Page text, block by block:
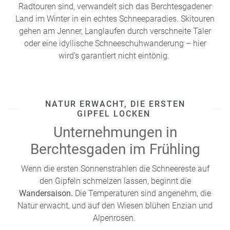
Ruhe sucht, findet in derNebensaison im Frühjahr oder
Herbstmeist weniger Besucher und klare Sicht auf die
Berge.
Radtouren sind, verwandelt sich das Berchtesgadener
Land im Winter in ein echtes Schneeparadies. Skitouren
gehen am Jenner, Langlaufen durch verschneite Täler
oder eine idyllische Schneeschuhwanderung – hier
wird’s garantiert nicht eintönig.
NATUR ERWACHT, DIE ERSTEN
GIPFEL LOCKEN
Unternehmungen in
Berchtesgaden im Frühling
Wenn die ersten Sonnenstrahlen die Schneereste auf
den Gipfeln schmelzen lassen, beginnt die
Wandersaison. Die Temperaturen sind angenehm, die
Natur erwacht, und auf den Wiesen blühen Enzian und
Alpenrosen.